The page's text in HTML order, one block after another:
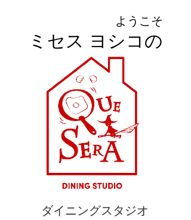
ようこそ
ミセス ヨシコの
ダイニングスタジオ